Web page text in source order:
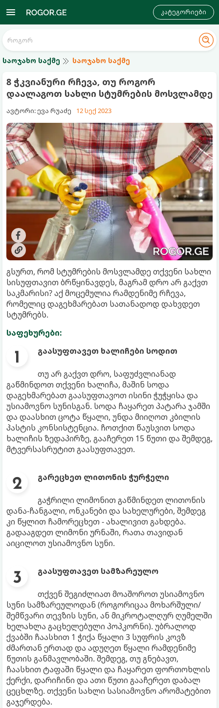
კატეგორიები
საოჯახო საქმე საოჯახო საქმე
8 ჭკვიანური რჩევა, თუ როგორ
დაალაგოთ სახლი სტუმრების მოსვლამდე
ავტორი: ევა რუაძე 12 სექ 2023
გსურთ, რომ სტუმრების მოსვლამდე თქვენი სახლი
სისუფთავით ბრწყინავდეს, მაგრამ დრო არ გაქვთ
საკმარისი? აქ მოცემულია რამდენიმე რჩევა,
რომელიც დაგეხმარებათ სათანადოდ დახვდეთ
სტუმრებს.
საფეხურები:
გაასუფთავეთ ხალიჩები სოდით
თუ არ გაქვთ დრო, საფუძვლიანად
გაწმინდოთ თქვენი ხალიჩა, მაშინ სოდა
დაგეხმარებათ გაასუფთავოთ ისინი ჭუჭყისა და
უსიამოვნო სუნისგან. სოდა ჩაყარეთ პატარა ჯამში
და დაასხით ცოტა წყალი, უნდა მიიღოთ კბილის
პასტის კონსისტენცია. ჩოთქით წაუსვით სოდა
ხალიჩის ზედაპირზე, გააჩერეთ 15 წუთი და შემდეგ,
მტვერსასრუტით გაასუფთავეთ.
გარეცხეთ ლითონის ჭურჭელი
გაჭრილი ლიმონით გაწმინდეთ ლითონის
დანა-ჩანგალი, ონკანები და სახელურები, შემდეგ
კი წყლით ჩამორეცხეთ - ახალივით გახდება.
გადააგდეთ ლიმონი ურნაში, რათა თავიდან
აიცილოთ უსიამოვნო სუნი.
გაასუფთავეთ სამზარეულო
თქვენ შეგიძლიათ მოაშოროთ უსიამოვნო
სუნი სამზარეულოდან (როგორიცაა მოხარშული/
შემწვარი თევზის სუნი, ან მიკროტალღურ ღუმელში
ხელახლა გაცხელებული პოპკორნი). უბრალოდ
ქვაბში ჩაასხით 1 ჭიქა წყალი 3 სუფრის კოვზ
ძმართან ერთად და ადუღეთ წყალი რამდენიმე
წუთის განმავლობაში. შემდეგ, თუ გნებავთ,
ჩაასხით ტაფაში წყალი და ჩაყარეთ ფორთოხლის
ქერქი, დარიჩინი და ათი წუთი გააჩერეთ დაბალ
ცეცხლზე. თქვენი სახლი სასიამოვნო არომატებით
გაჯერდება.